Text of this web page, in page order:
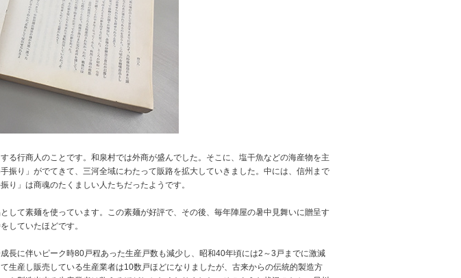
る行商人のことです。和泉村では外商が盛んでした。そこに、塩干魚などの海産物を主
振り」がでてきて、三河全域にわたって販路を拡大していきました。中には、信州まで
り」は商魂のたくましい人たちだったようです。
して素麺を使っています。この素麺が好評で、その後、毎年陣屋の暑中見舞いに贈呈す
していたほどです。
長に伴いピーク時80戸程あった生産戸数も減少し、昭和40年頃には2～3戸までに激減
生産し販売している生産業者は10数戸ほどになりましたが、古来からの伝統的製造方